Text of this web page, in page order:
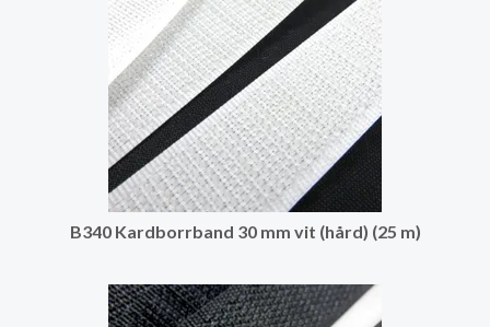
B340 Kardborrband 30 mm vit (hård) (25 m)